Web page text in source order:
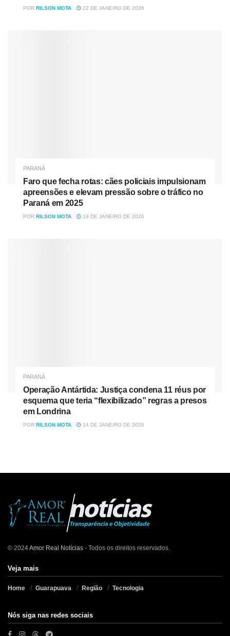
POR RILSON MOTA 22 DE JANEIRO DE 2026
PARANÁ
Faro que fecha rotas: cães policiais impulsionam
apreensões e elevam pressão sobre o tráfico no
Paraná em 2025
POR RILSON MOTA 19 DE JANEIRO DE 2026
PARANÁ
Operação Antártida: Justiça condena 11 réus por
esquema que teria “flexibilizado” regras a presos
em Londrina
POR RILSON MOTA 14 DE JANEIRO DE 2026
© 2024Amor Real Notícias - Todos os direitos reservados.
Veja mais
Home Guarapuava Região Tecnologia
Nós siga nas redes sociais